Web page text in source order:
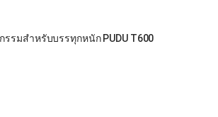
รมสำหรับบรรทุกหนัก PUDU T600